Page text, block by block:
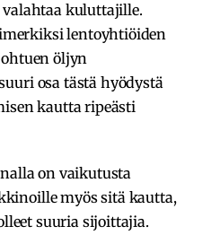
kuluttajille.
lentoyhtiöiden
öljyn
osa tästä hyödystä
kautta ripeästi
on vaikutusta
myös sitä kautta,
suuria sijoittajia.